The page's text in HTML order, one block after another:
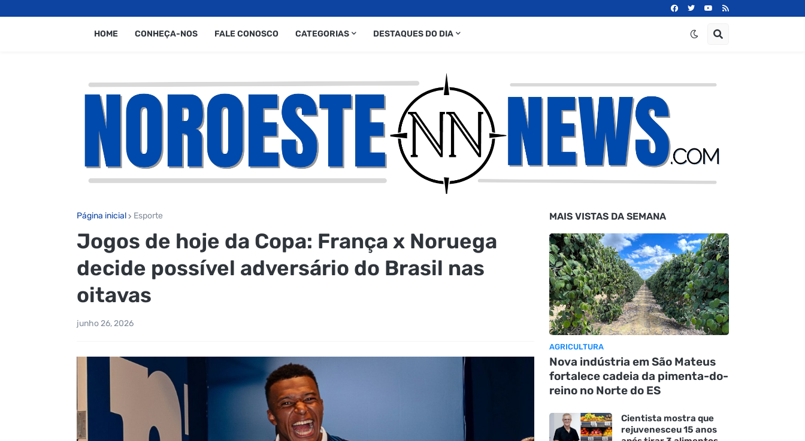
HOME CONHEÇA-NOS FALE CONOSCO CATEGORIAS DESTAQUES DO DIA
Página inicial Esporte
Jogos de hoje da Copa: França x Noruega
decide possível adversário do Brasil nas
oitavas
junho 26, 2026
MAIS VISTAS DA SEMANA
AGRICULTURA
Nova indústria em São Mateus
fortalece cadeia da pimenta-do-
reino no Norte do ES
Cientista mostra que
rejuvenesceu 15 anos